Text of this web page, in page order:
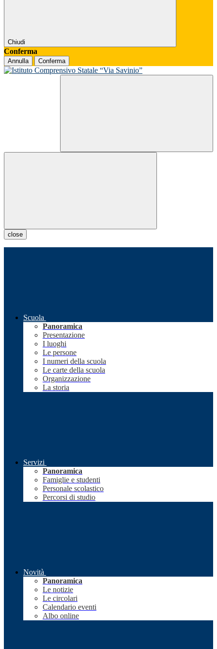
Chiudi
Conferma
Annulla Conferma
close
Scuola
Panoramica
Presentazione
I luoghi
Le persone
I numeri della scuola
Le carte della scuola
Organizzazione
La storia
Servizi
Panoramica
Famiglie e studenti
Personale scolastico
Percorsi di studio
Novità
Panoramica
Le notizie
Le circolari
Calendario eventi
Albo online